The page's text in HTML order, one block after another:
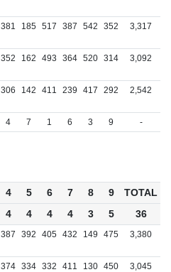
381 185 517 387 542 352 3,317
352 162 493 364 520 314 3,092
306 142 411 239 417 292 2,542
4 7 1 6 3 9 -
4 5 6 7 8 9
TOTAL
4 4 4 4 3 5 36
387 392 405 432 149 475 3,380
374 334 332 411 130 450 3,045